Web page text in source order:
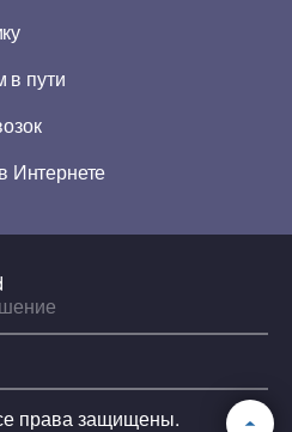
в пути
Интернете
права защищены.